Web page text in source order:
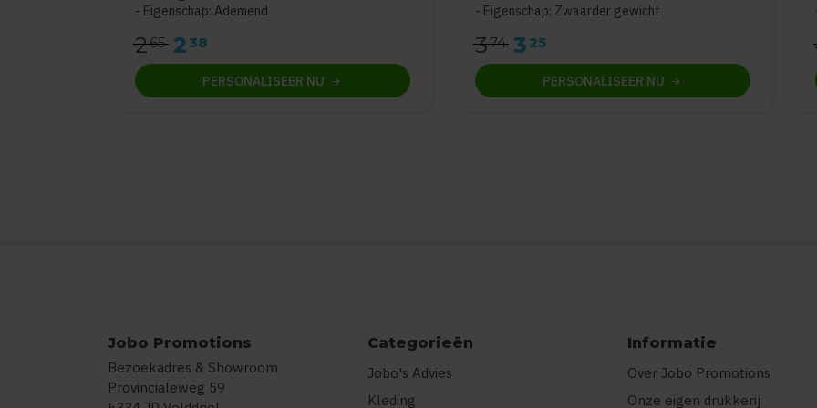
Eigenschap: Ademend
265 2 38
PERSONALISEER NU
Eigenschap: Zwaarder gewicht
374 3 25
PERSONALISEER NU
Jobo Promotions
Bezoekadres & Showroom
Provincialeweg 59
Categorieën
Jobo's Advies
Kleding
Informatie
Over Jobo Promotions
Onze eigen drukkerij